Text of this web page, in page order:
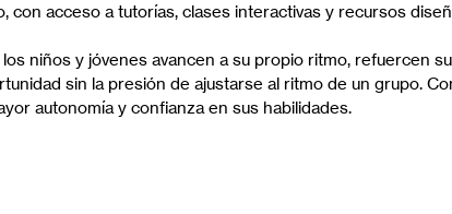
con acceso a tutorías, clases interactivas y recursos
niños y jóvenes avancen a su propio ritmo, refuercen
sin la presión de ajustarse al ritmo de un grupo.
autonomía y confianza en sus habilidades.